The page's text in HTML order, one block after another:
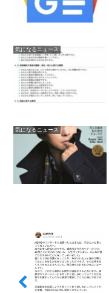
気になるニュース
気になるニュース